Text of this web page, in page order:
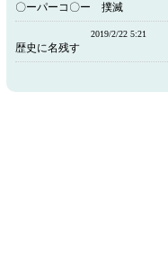
〇ーパーコ〇ー 撲滅
2019/2/22 5:21
歴史に名残す